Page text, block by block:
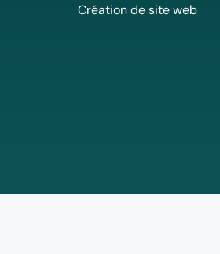
Création de site web